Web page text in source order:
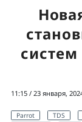
систем
11:15 / 23 января,
Parrot TDS